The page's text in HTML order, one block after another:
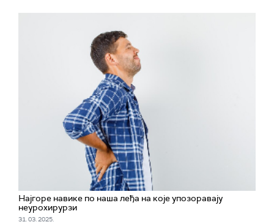
Најгоре навике по наша леђа на које упозоравају
неурохирурзи
31. 03. 2025.